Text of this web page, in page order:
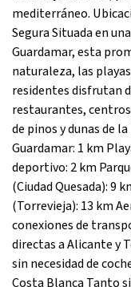
mediterráneo.
Segura Situada en
Guardamar, esta
naturaleza, las
residentes disfrutan
restaurantes,
de pinos y dunas de
Guardamar: 1 km
deportivo: 2 km
(Ciudad Quesada): 9
(Torrevieja): 13 km
conexiones de
directas a Alicante y
sin necesidad de
Costa Blanca Tanto